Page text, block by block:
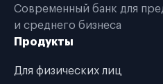
Современный банк для
и среднего бизнеса
Продукты
Для физических лиц